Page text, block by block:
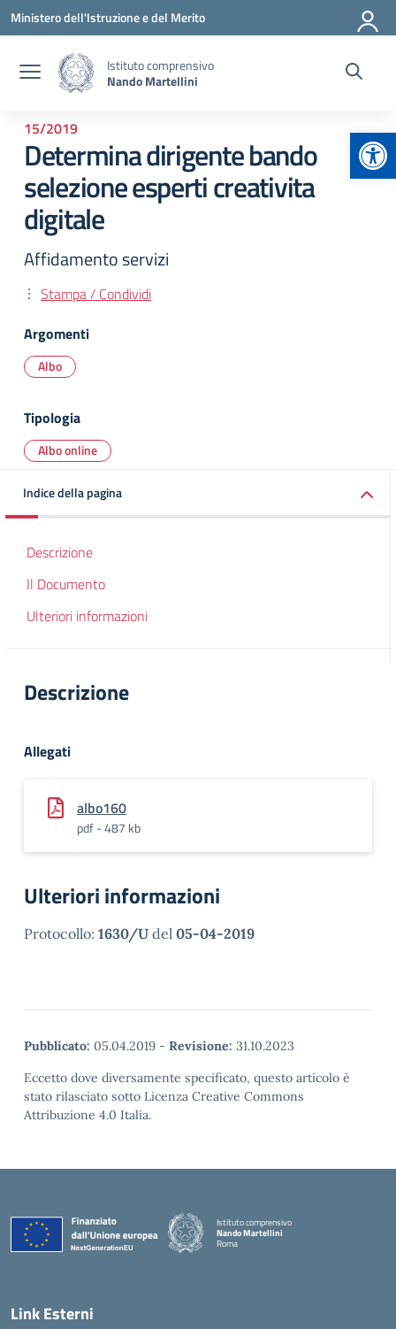
Vai ai contenuti
Vai al menu di navigazione
Vai al footer
Ministero dell'Istruzione e del Merito
Istituto comprensivo
Nando Martellini
15/2019
Determina dirigente bando
selezione esperti creativita
digitale
Affidamento servizi
Stampa / Condividi
Argomenti
Albo
Tipologia
Albo online
Indice della pagina
Descrizione
Il Documento
Ulteriori informazioni
Descrizione
Allegati
albo160
pdf - 487 kb
Ulteriori informazioni
Protocollo: 1630/U del 05-04-2019
Pubblicato: 05.04.2019 - Revisione: 31.10.2023
Eccetto dove diversamente specificato, questo articolo è
stato rilasciato sotto Licenza Creative Commons
Attribuzione 4.0 Italia.
Istituto comprensivo
Nando Martellini
Roma
Link Esterni